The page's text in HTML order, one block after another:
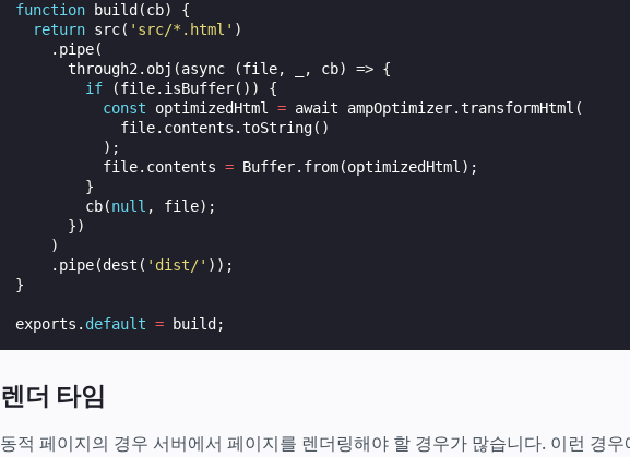
function build (cb)
{
return src( 'src/*.html' )
. pipe(
through2. obj (async (file, , cb) => {
if
(file. isBuffer())
{
const
optimizedHtml = await ampOptimizer.transformHtml (
file. contents .toString()
);
file. contents = Buffer. from(optimizedHtml);
}
cb(null , file);
})
)
. pipe(dest ( 'dist/' ));
}
exports . default = build ;
렌더 타임
동적 페이지의 경우 서버에서 페이지를 렌더링해야 할 경우가 많습니다. 이런 경